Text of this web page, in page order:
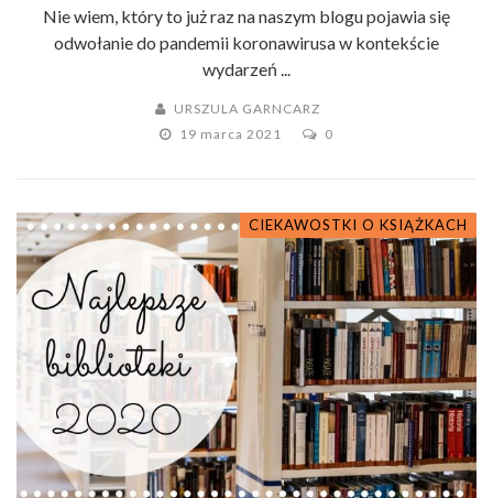
Nie wiem, który to już raz na naszym blogu pojawia się
odwołanie do pandemii koronawirusa w kontekście
wydarzeń ...
URSZULA GARNCARZ
19 marca 2021
0
CIEKAWOSTKI O KSIĄŻKACH